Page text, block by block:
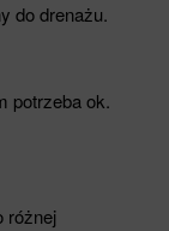
do drenażu.
potrzeba ok.
różnej